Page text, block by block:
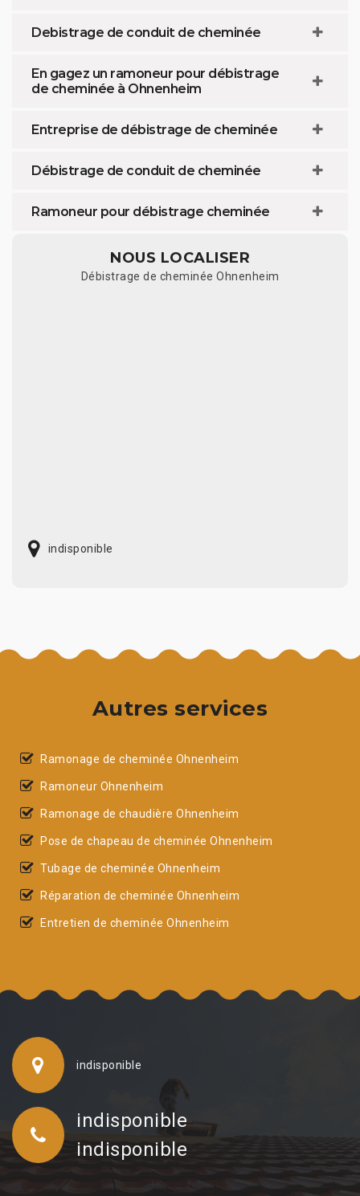
Debistrage de conduit de cheminée
En gagez un ramoneur pour débistrage
de cheminée à Ohnenheim
Entreprise de débistrage de cheminée
Débistrage de conduit de cheminée
Ramoneur pour débistrage cheminée
NOUS LOCALISER
Débistrage de cheminée Ohnenheim
indisponible
Autres services
Ramonage de cheminée Ohnenheim
Ramoneur Ohnenheim
Ramonage de chaudière Ohnenheim
Pose de chapeau de cheminée Ohnenheim
Tubage de cheminée Ohnenheim
Réparation de cheminée Ohnenheim
Entretien de cheminée Ohnenheim
indisponible
indisponible
indisponible